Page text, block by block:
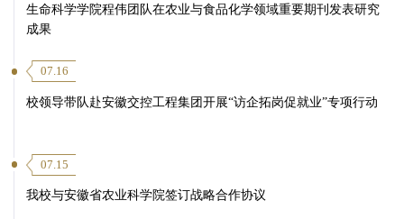
生命科学学院程伟团队在农业与食品化学领域重要期刊发表研究
成果
07.16
校领导带队赴安徽交控工程集团开展“访企拓岗促就业”专项行动
07.15
我校与安徽省农业科学院签订战略合作协议